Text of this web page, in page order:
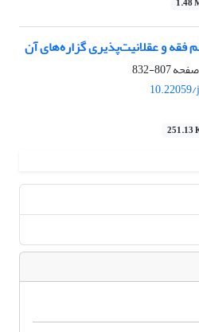
1.48
فقه و عقلانیت‌پذیری گزاره‌های آن
807-832
251.13